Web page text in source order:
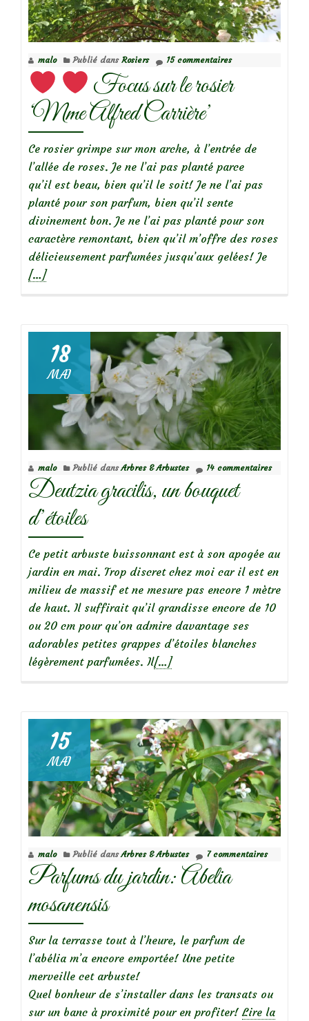
jaune
en
juin,
lumineux
et
apaisant
malo Publié dans Rosiers 15 commentaires
Focus sur le rosier
‘Mme Alfred Carrière’
Ce rosier grimpe sur mon arche, à l’entrée de
l’allée de roses. Je ne l’ai pas planté parce
qu’il est beau, bien qu’il le soit! Je ne l’ai pas
planté pour son parfum, bien qu’il sente
divinement bon. Je ne l’ai pas planté pour son
caractère remontant, bien qu’il m’offre des roses
délicieusement parfumées jusqu’aux gelées! JeEn
Focus
sur
le
rosier
‘Mme
Alfred
Carrière’
[…]
18
MAI
malo Publié dansArbres & Arbustes 14 commentaires
Deutzia gracilis, un bouquet
d’étoiles
Ce petit arbuste buissonnant est à son apogée au
jardin en mai. Trop discret chez moi car il est en
milieu de massif et ne mesure pas encore 1 mètre
de haut. Il suffirait qu’il grandisse encore de 10
ou 20 cm pour qu’on admire davantage ses
adorables petites grappes d’étoiles blanches
légèrement parfumées. IlEn
gracilis,
un
bouquet
d’étoiles
[…]
15
MAI
malo Publié dansArbres & Arbustes 7 commentaires
Parfums du jardin: Abelia
mosanensis
Sur la terrasse tout à l’heure, le parfum de
l’abélia m’a encore emportée! Une petite
merveille cet arbuste!
Quel bonheur de s’installer dans les transats ou
sur un banc à proximité pour en profiter! Lire la